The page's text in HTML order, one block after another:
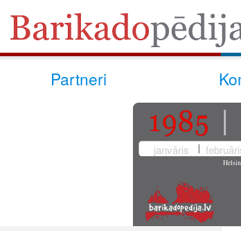
Partneri
janvāris